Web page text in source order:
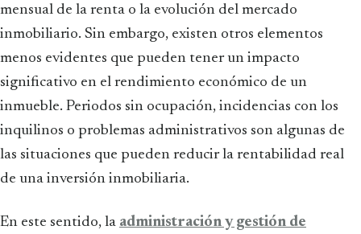
mensual de la renta o la evolución del mercado
inmobiliario. Sin embargo, existen otros elementos
menos evidentes que pueden tener un impacto
significativo en el rendimiento económico de un
inmueble. Periodos sin ocupación, incidencias con los
inquilinos o problemas administrativos son algunas de
las situaciones que pueden reducir la rentabilidad real
de una inversión inmobiliaria.
En este sentido, la administración y gestión de